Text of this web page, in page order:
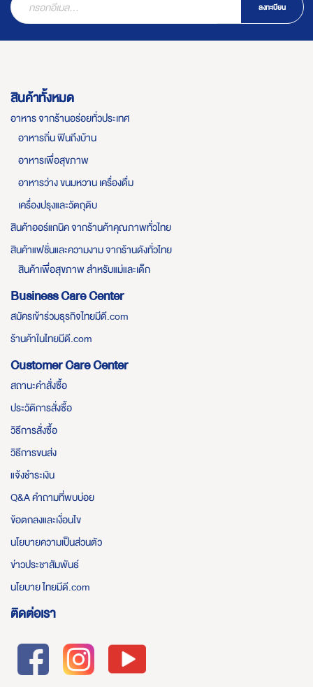
ลงทะเบียน
สินค้าทั้งหมด
อาหาร จากร้านอร่อยทั่วประเทศ
อาหารถิ่น ฟินถึงบ้าน
อาหารเพื่อสุขภาพ
อาหารว่าง ขนมหวาน เครื่องดื่ม
เครื่องปรุงและวัตถุดิบ
สินค้าออร์แกนิค จากร้านค้าคุณภาพทั่วไทย
สินค้าแฟชั่นและความงาม จากร้านดังทั่วไทย
สินค้าเพื่อสุขภาพ สำหรับแม่และเด็ก
Business Care Center
สมัครเข้าร่วมธุรกิจไทยมีดี.com
ร้านค้าในไทยมีดี.com
Customer Care Center
สถานะคำสั่งซื้อ
ประวัติการสั่งซื้อ
วิธีการสั่งซื้อ
วิธีการขนส่ง
แจ้งชำระเงิน
Q&A คำถามที่พบบ่อย
ข้อตกลงและเงื่อนไข
นโยบายความเป็นส่วนตัว
ข่าวประชาสัมพันธ์
นโยบาย ไทยมีดี.com
ติดต่อเรา